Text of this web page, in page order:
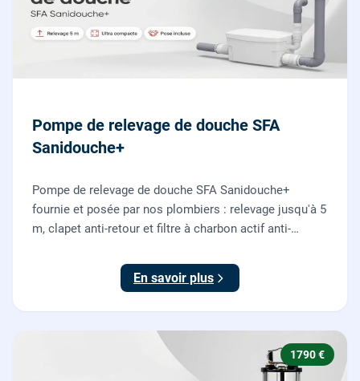
Pompe de relevage de douche SFA
Sanidouche+
Pompe de relevage de douche SFA Sanidouche+
fournie et posée par nos plombiers : relevage jusqu'à 5
m, clapet anti-retour et filtre à charbon actif anti-
En savoir plus
1790 €